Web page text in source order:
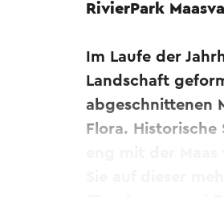
RivierPark
Im Laufe der
Landschaft
abgeschnittenen
Flora.
(Tourismus- und